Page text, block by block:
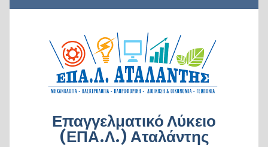
Επαγγελματικό Λύκειο
(ΕΠΑ.Λ.) Αταλάντης